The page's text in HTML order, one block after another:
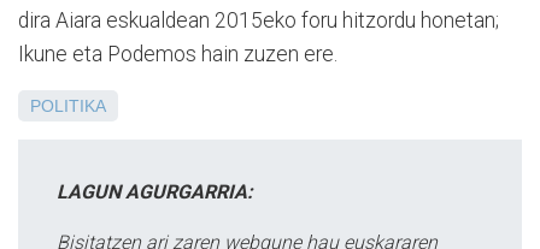
dira Aiara eskualdean 2015eko foru hitzordu honetan;
Ikune eta Podemos hain zuzen ere.
POLITIKA
LAGUN AGURGARRIA:
Bisitatzen ari zaren webgune hau euskararen